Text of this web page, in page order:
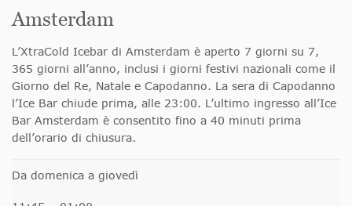
Amsterdam
L’XtraCold Icebar di Amsterdam è aperto 7 giorni su 7,
365 giorni all’anno, inclusi i giorni festivi nazionali come il
Giorno del Re, Natale e Capodanno. La sera di Capodanno
l’Ice Bar chiude prima, alle 23:00. L’ultimo ingresso all’Ice
Bar Amsterdam è consentito fino a 40 minuti prima
dell’orario di chiusura.
Da domenica a giovedì